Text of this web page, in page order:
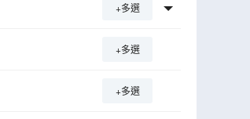
+多選
+多選
+多選